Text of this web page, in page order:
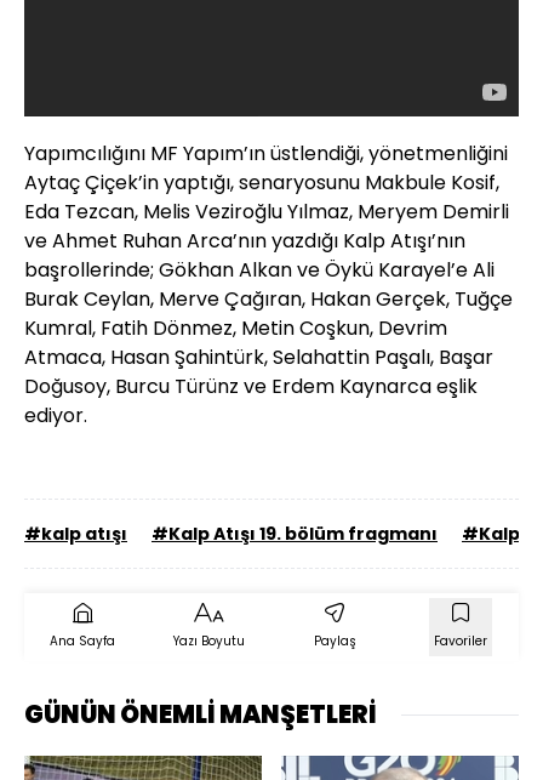
Yapımcılığını MF Yapım’ın üstlendiği, yönetmenliğini
Aytaç Çiçek’in yaptığı, senaryosunu Makbule Kosif,
Eda Tezcan, Melis Veziroğlu Yılmaz, Meryem Demirli
ve Ahmet Ruhan Arca’nın yazdığı Kalp Atışı’nın
başrollerinde; Gökhan Alkan ve Öykü Karayel’e Ali
Burak Ceylan, Merve Çağıran, Hakan Gerçek, Tuğçe
Kumral, Fatih Dönmez, Metin Coşkun, Devrim
Atmaca, Hasan Şahintürk, Selahattin Paşalı, Başar
Doğusoy, Burcu Türünz ve Erdem Kaynarca eşlik
ediyor.
#kalp atışı #Kalp Atışı 19. bölüm fragmanı #Kalp
Ana Sayfa Yazı Boyutu Paylaş Favoriler
GÜNÜN ÖNEMLİ MANŞETLERİ